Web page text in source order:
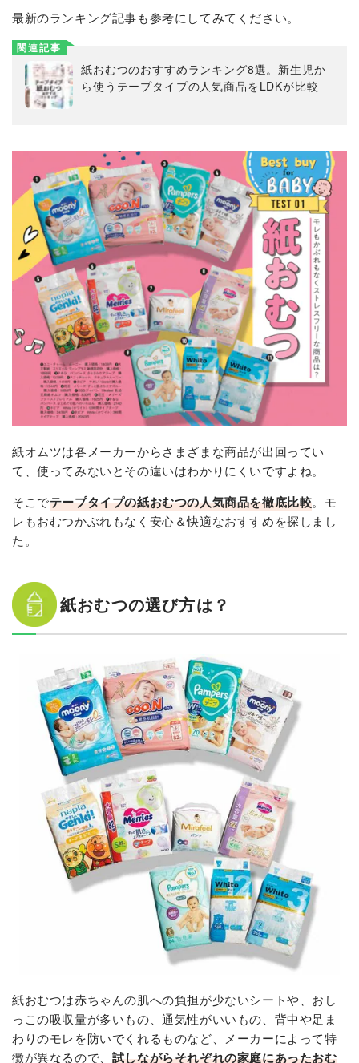
最新のランキング記事も参考にしてみてください。
関連記事
紙おむつのおすすめランキング8選。新生児か
ら使うテープタイプの人気商品をLDKが比較
紙オムツは各メーカーからさまざまな商品が出回ってい
て、使ってみないとその違いはわかりにくいですよね。
そこでテープタイプの紙おむつの人気商品を徹底比較。モ
レもおむつかぶれもなく安心＆快適なおすすめを探しまし
た。
紙おむつの選び方は？
紙おむつは赤ちゃんの肌への負担が少ないシートや、おし
っこの吸収量が多いもの、通気性がいいもの、背中や足ま
わりのモレを防いでくれるものなど、メーカーによって特
徴が異なるので、 試しながらそれぞれの家庭にあったおむ